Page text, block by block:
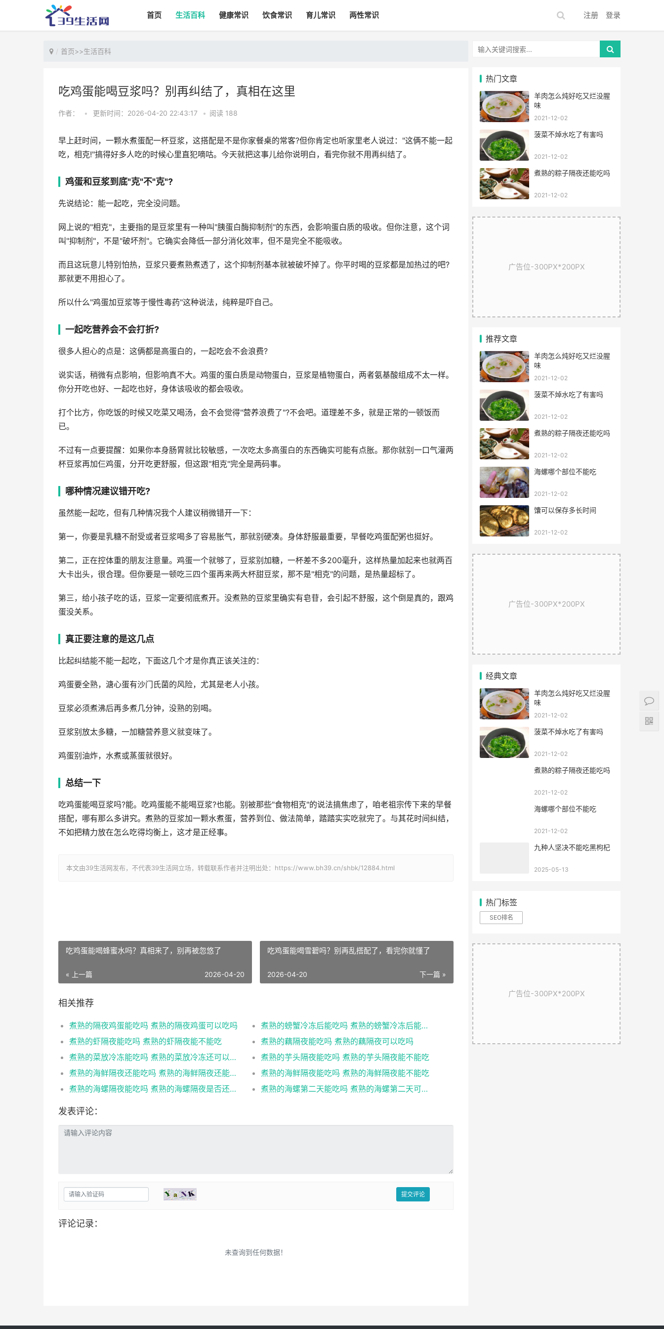
首页 生活百科 健康常识 饮食常识 育儿常识 两性常识 注册 登录
首页>>生活百科
吃鸡蛋能喝豆浆吗？别再纠结了，真相在这里
作者： • 更新时间：2026-04-20 22:43:17 • 阅读 188
早上赶时间，一颗水煮蛋配一杯豆浆，这搭配是不是你家餐桌的常客?但你肯定也听家里老人说过："这俩不能一起
吃，相克!"搞得好多人吃的时候心里直犯嘀咕。今天就把这事儿给你说明白，看完你就不用再纠结了。
鸡蛋和豆浆到底"克"不"克"?
先说结论：能一起吃，完全没问题。
网上说的"相克"，主要指的是豆浆里有一种叫"胰蛋白酶抑制剂"的东西，会影响蛋白质的吸收。但你注意，这个词
叫"抑制剂"，不是"破坏剂"。它确实会降低一部分消化效率，但不是完全不能吸收。
而且这玩意儿特别怕热，豆浆只要煮熟煮透了，这个抑制剂基本就被破坏掉了。你平时喝的豆浆都是加热过的吧?
那就更不用担心了。
所以什么"鸡蛋加豆浆等于慢性毒药"这种说法，纯粹是吓自己。
一起吃营养会不会打折?
很多人担心的点是：这俩都是高蛋白的，一起吃会不会浪费?
说实话，稍微有点影响，但影响真不大。鸡蛋的蛋白质是动物蛋白，豆浆是植物蛋白，两者氨基酸组成不太一样。
你分开吃也好、一起吃也好，身体该吸收的都会吸收。
打个比方，你吃饭的时候又吃菜又喝汤，会不会觉得"营养浪费了"?不会吧。道理差不多，就是正常的一顿饭而
已。
不过有一点要提醒：如果你本身肠胃就比较敏感，一次吃太多高蛋白的东西确实可能有点胀。那你就别一口气灌两
杯豆浆再加仨鸡蛋，分开吃更舒服，但这跟"相克"完全是两码事。
哪种情况建议错开吃?
虽然能一起吃，但有几种情况我个人建议稍微错开一下：
第一，你要是乳糖不耐受或者豆浆喝多了容易胀气，那就别硬凑。身体舒服最重要，早餐吃鸡蛋配粥也挺好。
第二，正在控体重的朋友注意量。鸡蛋一个就够了，豆浆别加糖，一杯差不多200毫升，这样热量加起来也就两百
大卡出头，很合理。但你要是一顿吃三四个蛋再来两大杯甜豆浆，那不是"相克"的问题，是热量超标了。
第三，给小孩子吃的话，豆浆一定要彻底煮开。没煮熟的豆浆里确实有皂苷，会引起不舒服，这个倒是真的，跟鸡
蛋没关系。
真正要注意的是这几点
比起纠结能不能一起吃，下面这几个才是你真正该关注的：
鸡蛋要全熟，溏心蛋有沙门氏菌的风险，尤其是老人小孩。
豆浆必须煮沸后再多煮几分钟，没熟的别喝。
豆浆别放太多糖，一加糖营养意义就变味了。
鸡蛋别油炸，水煮或蒸蛋就很好。
总结一下
吃鸡蛋能喝豆浆吗?能。吃鸡蛋能不能喝豆浆?也能。别被那些"食物相克"的说法搞焦虑了，咱老祖宗传下来的早餐
搭配，哪有那么多讲究。煮熟的豆浆加一颗水煮蛋，营养到位、做法简单，踏踏实实吃就完了。与其花时间纠结，
不如把精力放在怎么吃得均衡上，这才是正经事。
本文由39生活网发布，不代表39生活网立场，转载联系作者并注明出处：https://www.bh39.cn/shbk/12884.html
吃鸡蛋能喝蜂蜜水吗？真相来了，别再被忽悠了
« 上一篇 2026-04-20
吃鸡蛋能喝雪碧吗？别再乱搭配了，看完你就懂了
下一篇 »
2026-04-20
相关推荐
煮熟的隔夜鸡蛋能吃吗 煮熟的隔夜鸡蛋可以吃吗
煮熟的螃蟹冷冻后能吃吗 煮熟的螃蟹冷冻后能不能吃
煮熟的虾隔夜能吃吗 煮熟的虾隔夜能不能吃
煮熟的藕隔夜能吃吗 煮熟的藕隔夜可以吃吗
煮熟的菜放冷冻能吃吗 煮熟的菜放冷冻还可以食用吗
煮熟的芋头隔夜能吃吗 煮熟的芋头隔夜能不能吃
煮熟的海鲜隔夜还能吃吗 煮熟的海鲜隔夜还能不能吃
煮熟的海鲜隔夜能吃吗 煮熟的海鲜隔夜能不能吃
煮熟的海螺隔夜能吃吗 煮熟的海螺隔夜是否还能吃
煮熟的海螺第二天能吃吗 煮熟的海螺第二天可以吃吗
发表评论：
提交评论
评论记录：
未查询到任何数据！
热门文章
羊肉怎么炖好吃又烂没腥
味
2021-12-02
菠菜不焯水吃了有害吗
2021-12-02
煮熟的粽子隔夜还能吃吗
2021-12-02
广告位-300PX*200PX
推荐文章
羊肉怎么炖好吃又烂没腥
味
2021-12-02
菠菜不焯水吃了有害吗
2021-12-02
煮熟的粽子隔夜还能吃吗
2021-12-02
海螺哪个部位不能吃
2021-12-02
馕可以保存多长时间
2021-12-02
广告位-300PX*200PX
经典文章
羊肉怎么炖好吃又烂没腥
味
2021-12-02
菠菜不焯水吃了有害吗
2021-12-02
煮熟的粽子隔夜还能吃吗
2021-12-02
海螺哪个部位不能吃
2021-12-02
九种人坚决不能吃黑枸杞
2025-05-13
热门标签
SEO排名
广告位-300PX*200PX